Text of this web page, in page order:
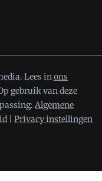
Lees inons
gebruik van deze
Algemene
Privacy instellingen